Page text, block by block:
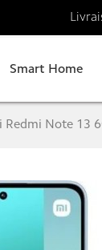
Smart Home
Redmi Note 13